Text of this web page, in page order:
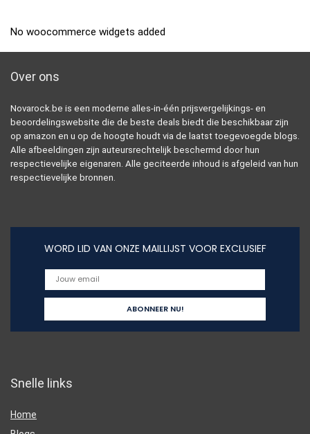
No woocommerce widgets added
Over ons
Novarock.be is een moderne alles-in-één prijsvergelijkings- en
beoordelingswebsite die de beste deals biedt die beschikbaar zijn
op amazon en u op de hoogte houdt via de laatst toegevoegde blogs.
Alle afbeeldingen zijn auteursrechtelijk beschermd door hun
respectievelijke eigenaren. Alle geciteerde inhoud is afgeleid van hun
respectievelijke bronnen.
WORD LID VAN ONZE MAILLIJST VOOR EXCLUSIEF
Snelle links
Home